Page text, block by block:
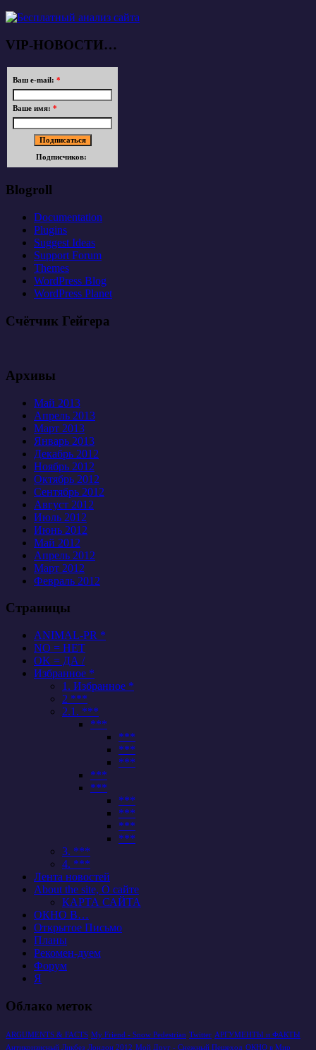
VIP-НОВОСТИ…
Ваш e-mail: *
Ваше имя: *
Подписчиков:
Blogroll
Documentation
Plugins
Suggest Ideas
Support Forum
Themes
WordPress Blog
WordPress Planet
Счётчик Гейгера
Архивы
Май 2013
Апрель 2013
Март 2013
Январь 2013
Декабрь 2012
Ноябрь 2012
Октябрь 2012
Сентябрь 2012
Август 2012
Июль 2012
Июнь 2012
Май 2012
Апрель 2012
Март 2012
Февраль 2012
Страницы
ANIMAL-PR *
NO = НЕТ
OK = ДА /
Избранное *
1. Избранное *
2 ***
2.1. ***
***
***
***
***
***
***
***
***
***
***
3. ***
4. ***
Лента новостей
About the site, О сайте
КАРТА САЙТА
ОКНО В…
Открытое Письмо
Планы
Рекомен-дуем
Форум
Я
Облако меток
ARGUMENTS & FACTS My Friend - Snow Pedestrian Twitter АРГУМЕНТЫ и ФАКТЫ
Антикризисный Ликбез Лондон 2012 Мой Друг - Снежный Пешеход ОКНО в Мир